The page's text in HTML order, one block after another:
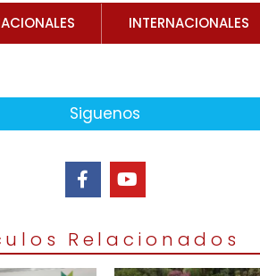
INTERNACIONALES
Siguenos
Relacionados